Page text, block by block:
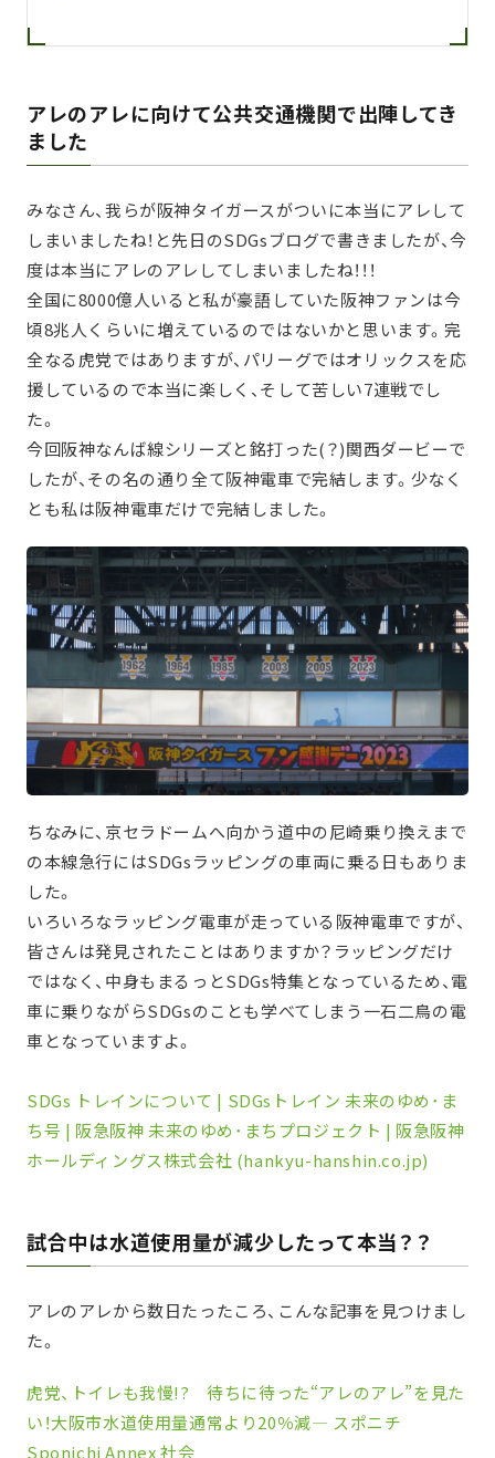
アレのアレに向けて公共交通機関で出陣してき
ました
みなさん、我らが阪神タイガースがついに本当にアレして
しまいましたね！と先日のSDGsブログで書きましたが、今
度は本当にアレのアレしてしまいましたね！！！
全国に8000億人いると私が豪語していた阪神ファンは今
頃8兆人くらいに増えているのではないかと思います。完
全なる虎党ではありますが、パリーグではオリックスを応
援しているので本当に楽しく、そして苦しい7連戦でし
た。
今回阪神なんば線シリーズと銘打った(？)関西ダービーで
したが、その名の通り全て阪神電車で完結します。少なく
とも私は阪神電車だけで完結しました。
ちなみに、京セラドームへ向かう道中の尼崎乗り換えまで
の本線急行にはSDGsラッピングの車両に乗る日もありま
した。
いろいろなラッピング電車が走っている阪神電車ですが、
皆さんは発見されたことはありますか？ラッピングだけ
ではなく、中身もまるっとSDGs特集となっているため、電
車に乗りながらSDGsのことも学べてしまう一石二鳥の電
車となっていますよ。
SDGs トレインについて | SDGsトレイン 未来のゆめ･ま
ち号 | 阪急阪神 未来のゆめ･まちプロジェクト | 阪急阪神
ホールディングス株式会社 (hankyu-hanshin.co.jp)
試合中は水道使用量が減少したって本当？？
アレのアレから数日たったころ、こんな記事を見つけまし
た。
虎党、トイレも我慢!? 待ちに待った“アレのアレ”を見た
い！大阪市水道使用量通常より20％減― スポニチ
Sponichi Annex 社会